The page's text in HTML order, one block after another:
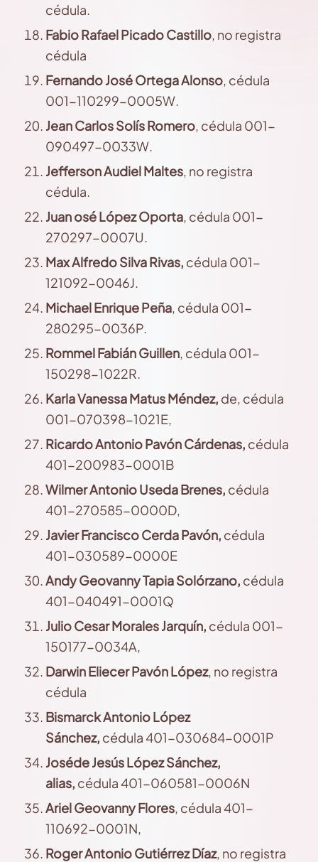
cédula.
FabioRafael Picado Castillo, no registra
cédula
FernandoJosé Ortega Alonso, cédula
001-110299-0005W.
JeanCarlos Solís Romero, cédula 001-
090497-0033W.
JeffersonAudiel Maltes, no registra
cédula.
Juanosé López Oporta, cédula 001-
270297-0007U.
MaxAlfredo Silva Rivas, cédula 001-
121092-0046J.
MichaelEnrique Peña, cédula 001-
280295-0036P.
RommelFabián Guillen, cédula 001-
150298-1022R.
KarlaVanessa Matus Méndez, de, cédula
001-070398-1021E,
RicardoAntonio Pavón Cárdenas, cédula
401-200983-0001B
WilmerAntonio Useda Brenes, cédula
401-270585-0000D,
JavierFrancisco Cerda Pavón, cédula
401-030589-0000E
AndyGeovanny Tapia Solórzano, cédula
401-040491-0001Q
JulioCesar Morales Jarquín, cédula 001-
150177-0034A,
DarwinEliecer Pavón López, no registra
cédula
BismarckAntonio López
Sánchez, cédula 401-030684-0001P
Joséde Jesús López Sánchez,
alias, cédula 401-060581-0006N
ArielGeovanny Flores, cédula 401-
110692-0001N,
RogerAntonio GutiérrezDíaz, no registra